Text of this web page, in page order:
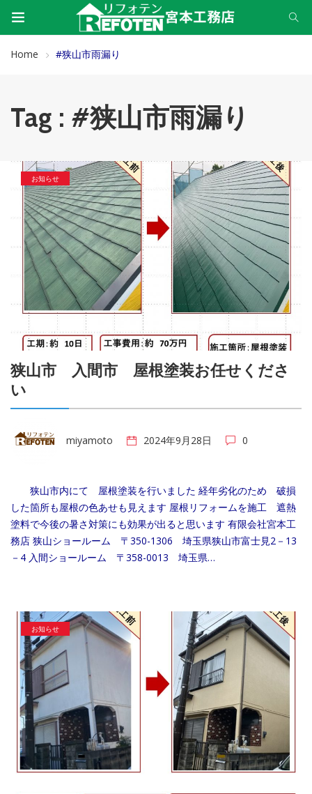
Home #狭山市雨漏り
Tag : #狭山市雨漏り
お知らせ
狭山市 入間市 屋根塗装お任せくださ
い
miyamoto 2024年9月28日 0
狭山市内にて 屋根塗装を行いました 経年劣化のため 破損
した箇所も屋根の色あせも見えます 屋根リフォームを施工 遮熱
塗料で今後の暑さ対策にも効果が出ると思います 有限会社宮本工
務店 狭山ショールーム 〒350-1306 埼玉県狭山市富士見2－13
－4 入間ショールーム 〒358-0013 埼玉県…
お知らせ